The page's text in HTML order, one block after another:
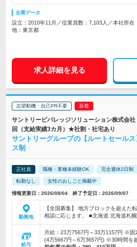
企業データ
設立：2010年11月／従業員数：7,103人／本社所在
地：東京都
求人詳細を見る
志望動機・自己PR不要
サントリービバレッジソリューション株式会
回（支給実績3カ月）★社割・社宅あり
サントリーグループの【ルートセール
ス制
正社員 職種・業種未経験OK 完全週休2日制
転勤なし 女性のおしごと掲載中
情報更新日：2026/08/04 終了予定日：2026/09/07
勤務地
【全国募集】 地方ブロックを超えた
相談に応じます。 ■北海道 北海道札
給与
月給：23万7567円～33万1157円 ※固
(4万5667円～6万3657円) ※30時間を